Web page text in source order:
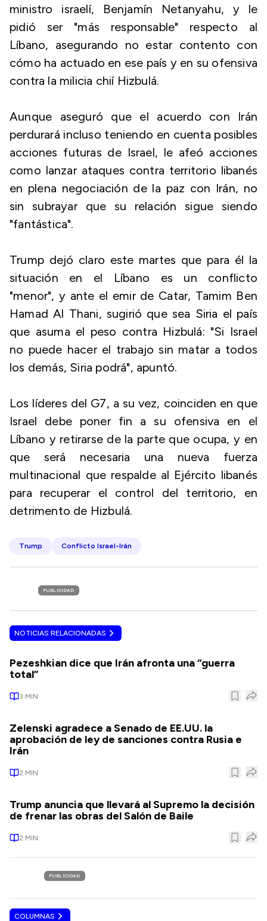
ministro israelí, Benjamín Netanyahu, y le
pidió ser "más responsable" respecto al
Líbano, asegurando no estar contento con
cómo ha actuado en ese país y en su ofensiva
contra la milicia chií Hizbulá.
Aunque aseguró que el acuerdo con Irán
perdurará incluso teniendo en cuenta posibles
acciones futuras de Israel, le afeó acciones
como lanzar ataques contra territorio libanés
en plena negociación de la paz con Irán, no
sin subrayar que su relación sigue siendo
"fantástica".
Trump dejó claro este martes que para él la
situación en el Líbano es un conflicto
"menor", y ante el emir de Catar, Tamim Ben
Hamad Al Thani, sugirió que sea Siria el país
que asuma el peso contra Hizbulá: "Si Israel
no puede hacer el trabajo sin matar a todos
los demás, Siria podrá", apuntó.
Los líderes del G7, a su vez, coinciden en que
Israel debe poner fin a su ofensiva en el
Líbano y retirarse de la parte que ocupa, y en
que será necesaria una nueva fuerza
multinacional que respalde al Ejército libanés
para recuperar el control del territorio, en
detrimento de Hizbulá.
Trump Conflicto Israel-Irán
PUBLICIDAD
NOTICIAS RELACIONADAS
Pezeshkian dice que Irán afronta una “guerra
total”
3 MIN
Zelenski agradece a Senado de EE.UU. la
aprobación de ley de sanciones contra Rusia e
Irán
2 MIN
Trump anuncia que llevará al Supremo la decisión
de frenar las obras del Salón de Baile
2 MIN
PUBLICIDAD
COLUMNAS